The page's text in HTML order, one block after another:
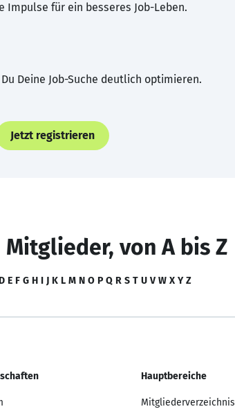
Impulse für ein besseres Job-Leben.
Deine Job-Suche deutlich optimieren.
Jetzt registrieren
Mitglieder, von A bis Z
D E F G H I J K L M N O P Q R S T U V W X Y Z
Hauptbereiche
Mitgliederverzeichnis